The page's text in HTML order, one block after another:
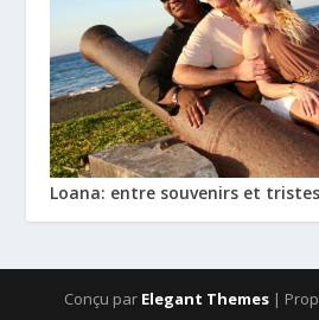
Loana: entre souvenirs et
Conçu par Elegant Themes|